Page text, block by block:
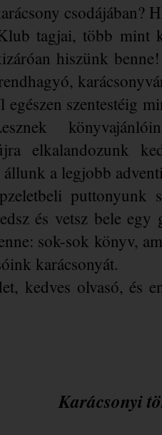
csodájában?
tagjai, több mint
hiszünk
egészen szentestéig
elkalandozunk
állunk a legjobb
és vetsz bele
sok-sok könyv,
karácsonyát.
kedves olvasó, és
Karácsonyi